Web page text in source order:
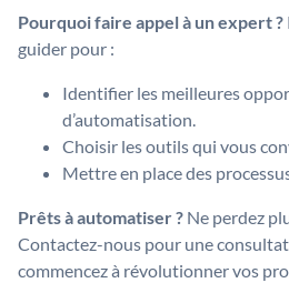
Pourquoi faire appel à un expert ?
guider pour :
Identifier les meilleures
d’automatisation.
Choisir les outils qui vous
Mettre en place des
Prêts à automatiser ? Ne perdez
Contactez-nous pour une
commencez à révolutionner vos